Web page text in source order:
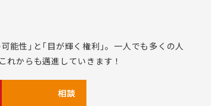
能性」と「目が輝く権利」。一人でも多くの人
れからも邁進していきます！
相談する